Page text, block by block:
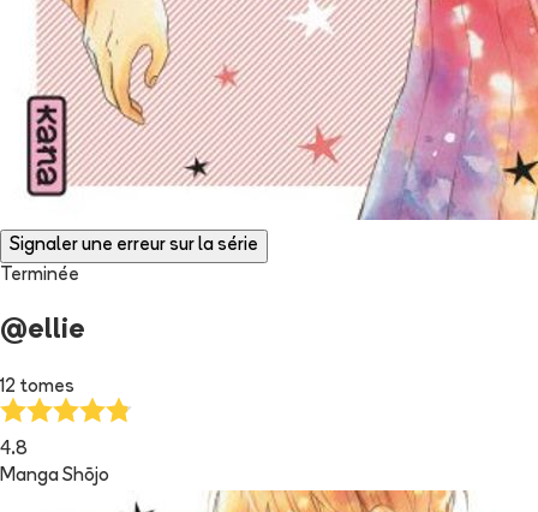
Signaler une erreur sur la série
Terminée
@ellie
12 tomes
4.8
Manga Shōjo